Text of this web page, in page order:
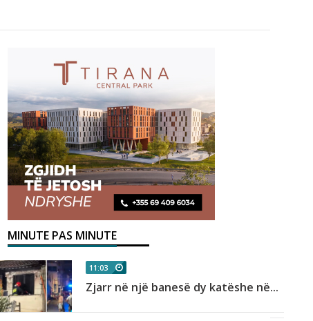
MINUTE PAS MINUTE
11:03
Zjarr në një banesë dy katëshe në...